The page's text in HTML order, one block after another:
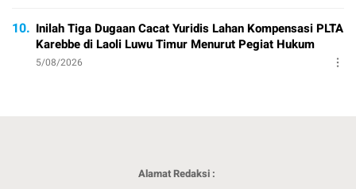
10. Inilah Tiga Dugaan Cacat Yuridis Lahan Kompensasi PLTA
Karebbe di Laoli Luwu Timur Menurut Pegiat Hukum
5/08/2026
Alamat Redaksi :